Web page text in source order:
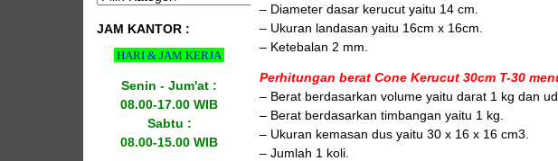
– Diameter dasar kerucut yaitu 14 cm.
– Ukuran landasan yaitu 16cm x 16cm.
– Ketebalan 2 mm.
Perhitungan berat Cone Kerucut 30cm T-30
– Berat berdasarkan volume yaitu darat 1 kg dan
– Berat berdasarkan timbangan yaitu 1 kg.
– Ukuran kemasan dus yaitu 30 x 16 x 16 cm3.
– Jumlah 1 koli.
JAM KANTOR :
HARI & JAM KERJA
Senin - Jum'at :
08.00-17.00 WIB
Sabtu :
08.00-15.00 WIB